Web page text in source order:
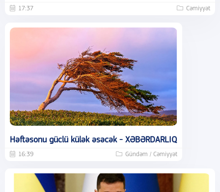
17:37 Cəmiyyət
Həftəsonu güclü külək əsəcək - XƏBƏRDARLIQ
16:39 Gündəm / Cəmiyyət